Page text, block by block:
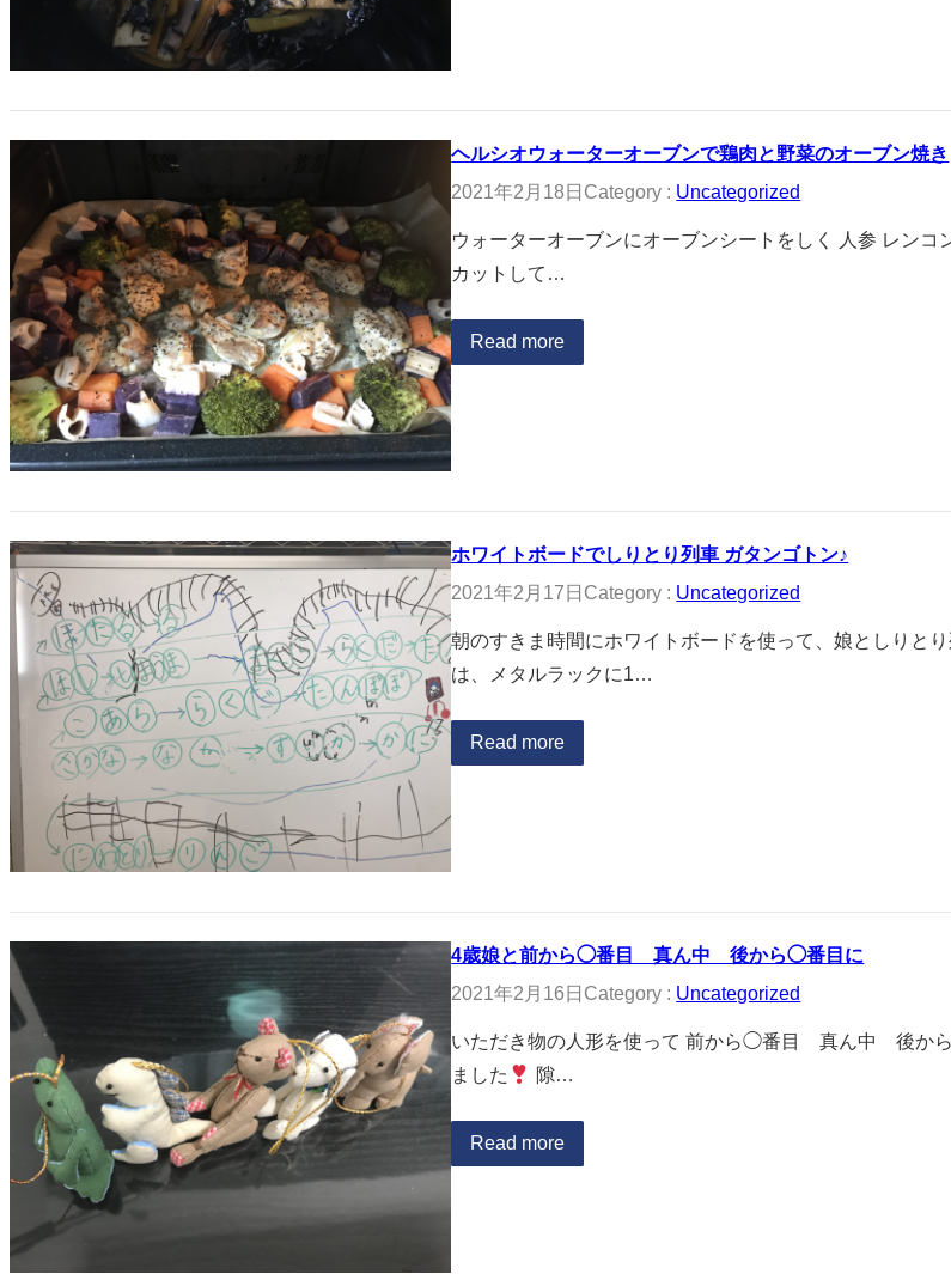
ヘルシオウォーターオーブンで鶏肉と野菜のオーブン焼き
2021年2月18日 Category : Uncategorized
ウォーターオーブンにオーブンシートをしく 人参 レン
カットして…
Read more
ホワイトボードでしりとり列車 ガタンゴトン♪
2021年2月17日 Category : Uncategorized
朝のすきま時間にホワイトボードを使って、娘としりと
は、メタルラックに1…
Read more
4歳娘と前から◯番目 真ん中 後から◯番目に
2021年2月16日 Category : Uncategorized
いただき物の人形を使って 前から◯番目 真ん中 後か
ました
隙…
Read more